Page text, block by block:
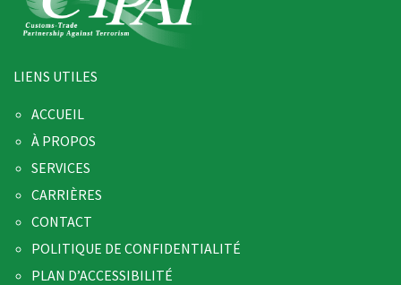
LIENS UTILES
ACCUEIL
À PROPOS
SERVICES
CARRIÈRES
CONTACT
POLITIQUE DE CONFIDENTIALITÉ
PLAN D’ACCESSIBILITÉ